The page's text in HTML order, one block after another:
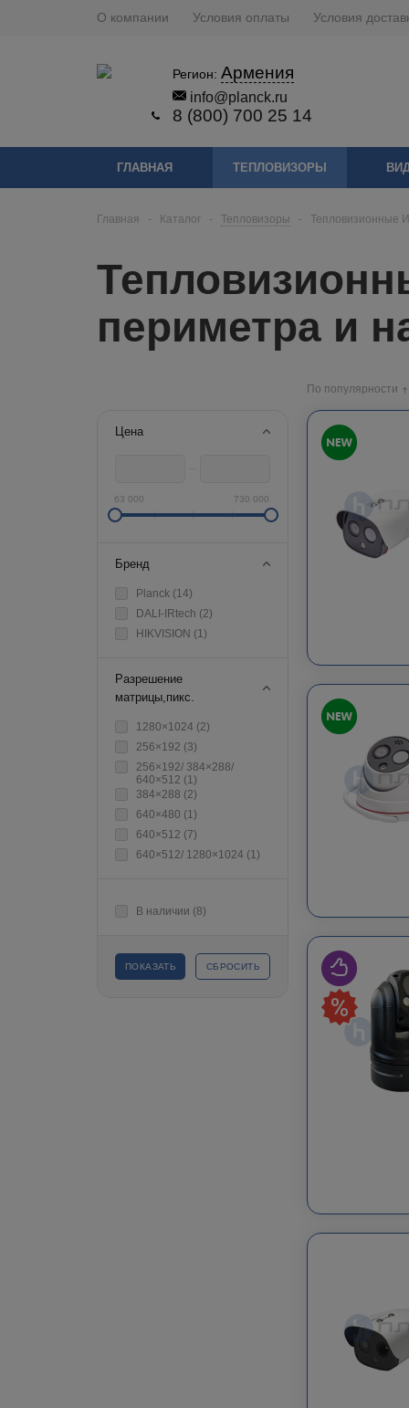
О компании Условия оплаты Условия
Регион: Армения
info@planck.ru
8 (800) 700 25 14
ГЛАВНАЯ ТЕПЛОВИЗОРЫ
Главная - Каталог - Тепловизоры - Тепловизионные
периметра и
Цена
63 000 730 000
Бренд
Planck (14)
DALI-IRtech (2)
HIKVISION (1)
Разрешение
матрицы,пикс.
1280×1024 (2)
256×192 (3)
256×192/ 384×288/
640×512 (1)
384×288 (2)
640×480 (1)
640×512 (7)
640×512/ 1280×1024 (1)
В наличии (8)
По популярности